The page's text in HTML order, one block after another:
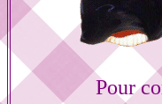
Pour